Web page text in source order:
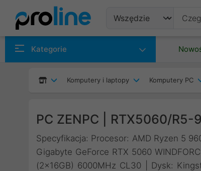
Kategorie
Komputery i laptopy Komputery PC
PC ZENPC | RTX5060/
Specyfikacja: Procesor: AMD Ryzen 5
Gigabyte GeForce RTX 5060
(2x16GB) 6000MHz CL30 | Dysk: